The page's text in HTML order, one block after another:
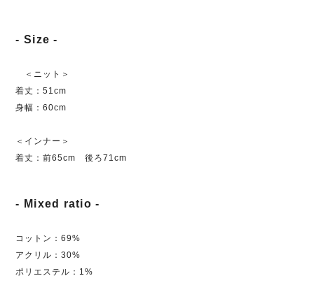
- Size -
＜ニット＞
着丈：51cm
身幅：60cm
＜インナー＞
着丈：前65cm 後ろ71cm
- Mixed ratio -
コットン：69%
アクリル：30%
ポリエステル：1%